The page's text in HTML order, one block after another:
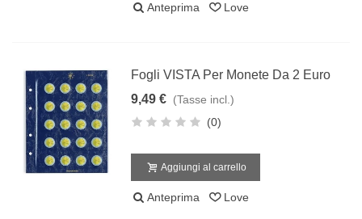
Anteprima Love
Fogli VISTA Per Monete Da 2 Euro
9,49 € (Tasse incl.)
(0)
Aggiungi al carrello
Anteprima Love